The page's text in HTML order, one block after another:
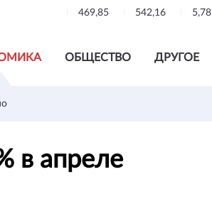
469,85 542,16 5,78
ОБЩЕСТВО ДРУГОЕ
в апреле